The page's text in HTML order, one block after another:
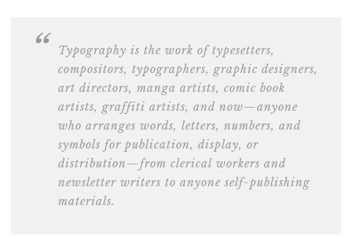
Typography is the work of typesetters,
compositors, typographers, graphic designers,
art directors, manga artists, comic book
artists, graffiti artists, and now—anyone
who arranges words, letters, numbers, and
symbols for publication, display, or
distribution—from clerical workers and
newsletter writers to anyone self-publishing
materials.